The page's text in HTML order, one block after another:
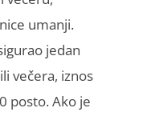
umanji.
jedan
večera, iznos
posto. Ako je